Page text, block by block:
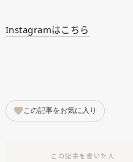
Instagramはこちら
この記事をお気に入り
この記事を書いた人